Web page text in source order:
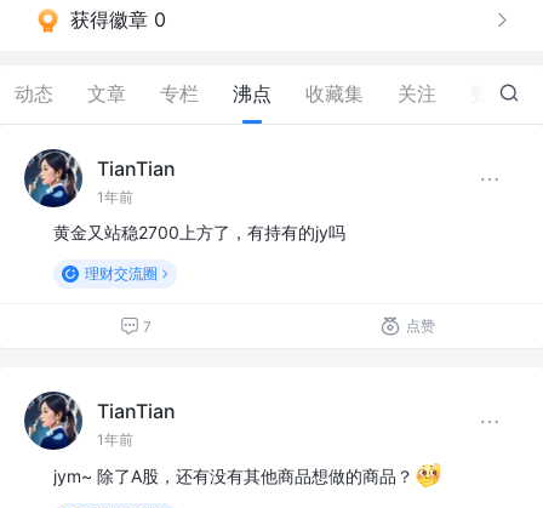
获得徽章 0
动态 文章 专栏 沸点 收藏集 关注 15
TianTian
1年前
黄金又站稳2700上方了，有持有的jy吗
理财交流圈
7 点赞
TianTian
1年前
jym~ 除了A股，还有没有其他商品想做的商品？